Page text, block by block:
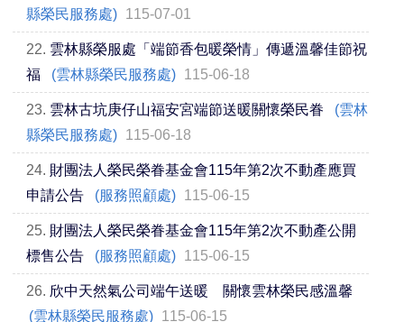
縣榮民服務處) 115-07-01
22. 雲林縣榮服處「端節香包暖榮情」傳遞溫馨佳節祝
福
(雲林縣榮民服務處) 115-06-18
23. 雲林古坑庚仔山福安宮端節送暖關懷榮民眷
(雲林
縣榮民服務處) 115-06-18
24. 財團法人榮民榮眷基金會115年第2次不動產應買
申請公告
(服務照顧處) 115-06-15
25. 財團法人榮民榮眷基金會115年第2次不動產公開
標售公告
(服務照顧處) 115-06-15
26. 欣中天然氣公司端午送暖 關懷雲林榮民感溫馨
(雲林縣榮民服務處) 115-06-15